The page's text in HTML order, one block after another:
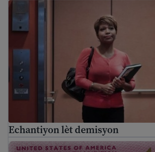
Echantiyon lèt demisyon
Echantiyon lèt demisyon
Kisa EAD la ye? Yon gid pou